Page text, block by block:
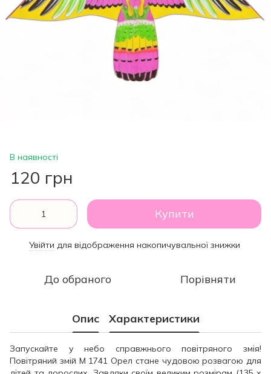
В наявності
120 грн
Купити
Увійти для відображення накопичувальної знижки
До обраного Порівняти
Опис Характеристики
Запускайте у небо справжнього повітряного змія!
Повітряний змій M 1741 Орел стане чудовою розвагою для